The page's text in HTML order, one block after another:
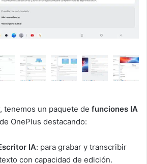
tenemos un paquete de funciones IA
OnePlus destacando:
IA: para grabar y transcribir
con capacidad de edición.